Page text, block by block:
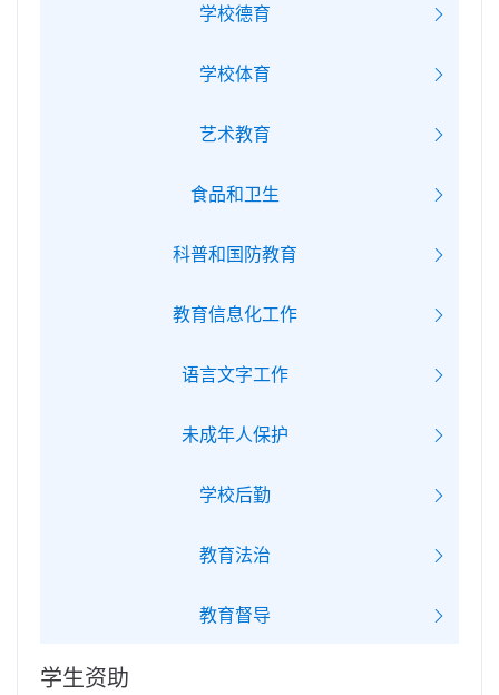
学校德育
学校体育
艺术教育
食品和卫生
科普和国防教育
教育信息化工作
语言文字工作
未成年人保护
学校后勤
教育法治
教育督导
学生资助